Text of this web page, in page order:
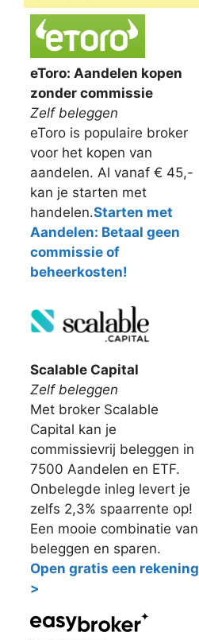
eToro: Aandelen kopen
zonder commissie
Zelf beleggen
eToro is populaire broker
voor het kopen van
aandelen. Al vanaf € 45,-
kan je starten met
handelen.Starten met
Aandelen: Betaal geen
commissie of
beheerkosten!
Scalable Capital
Zelf beleggen
Met broker Scalable
Capital kan je
commissievrij beleggen in
7500 Aandelen en ETF.
Onbelegde inleg levert je
zelfs 2,3% spaarrente op!
Een mooie combinatie van
beleggen en sparen.
Open gratis een rekening
>